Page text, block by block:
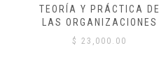
TEORÍA Y PRÁCTICA DE
LAS ORGANIZACIONES
$ 23,000.00